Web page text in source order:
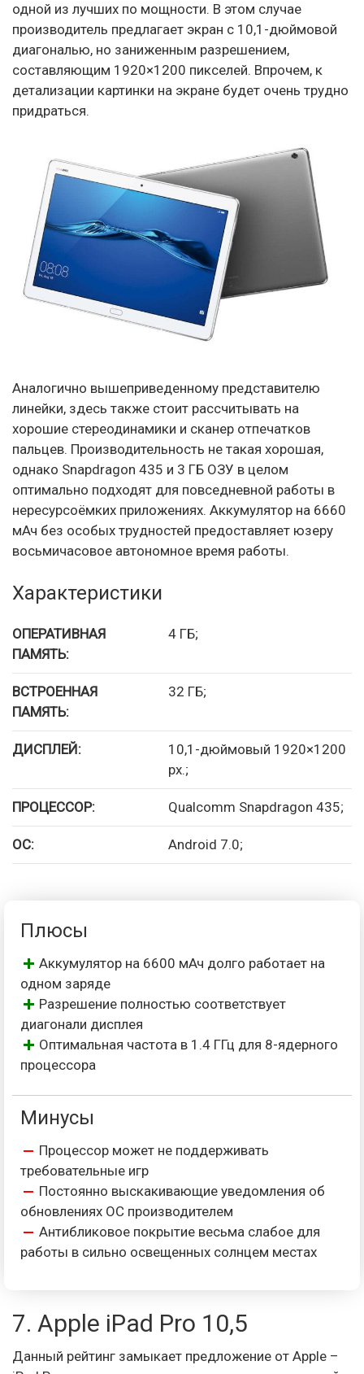
одной из лучших по мощности. В этом случае
производитель предлагает экран с 10,1-дюймовой
диагональю, но заниженным разрешением,
составляющим 1920×1200 пикселей. Впрочем, к
детализации картинки на экране будет очень трудно
придраться.
Аналогично вышеприведенному представителю
линейки, здесь также стоит рассчитывать на
хорошие стереодинамики и сканер отпечатков
пальцев. Производительность не такая хорошая,
однако Snapdragon 435 и 3 ГБ ОЗУ в целом
оптимально подходят для повседневной работы в
нересурсоёмких приложениях. Аккумулятор на 6660
мАч без особых трудностей предоставляет юзеру
восьмичасовое автономное время работы.
Характеристики
ОПЕРАТИВНАЯ
ПАМЯТЬ:
4 ГБ;
ВСТРОЕННАЯ
ПАМЯТЬ:
32 ГБ;
ДИСПЛЕЙ:
10,1-дюймовый 1920×1200
px.;
ПРОЦЕССОР: Qualcomm Snapdragon 435;
ОС: Android 7.0;
Плюсы
Аккумулятор на 6600 мАч долго работает на
одном заряде
Разрешение полностью соответствует
диагонали дисплея
Оптимальная частота в 1.4 ГГц для 8-ядерного
процессора
Минусы
Процессор может не поддерживать
требовательные игр
Постоянно выскакивающие уведомления об
обновлениях ОС производителем
Антибликовое покрытие весьма слабое для
работы в сильно освещенных солнцем местах
7. Apple iPad Pro 10,5
Данный рейтинг замыкает предложение от Apple –